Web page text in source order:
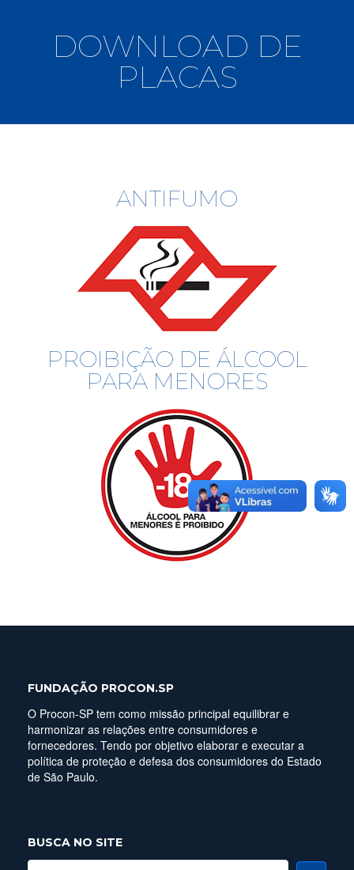
DOWNLOAD DE
PLACAS
ANTIFUMO
PROIBIÇÃO DE ÁLCOOL
PARA MENORES
FUNDAÇÃO PROCON.SP
O Procon-SP tem como missão principal equilibrar e
harmonizar as relações entre consumidores e
fornecedores. Tendo por objetivo elaborar e executar a
política de proteção e defesa dos consumidores do Estado
de São Paulo.
BUSCA NO SITE